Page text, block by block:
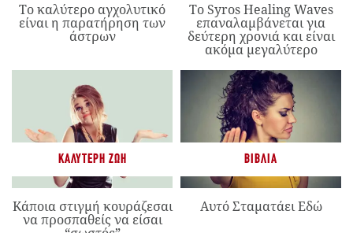
Το καλύτερο αγχολυτικό
είναι η παρατήρηση των
άστρων
Το Syros Healing Waves
επαναλαμβάνεται για
δεύτερη χρονιά και είναι
ακόμα μεγαλύτερο
ΚΑΛΎΤΕΡΗ ΖΩΉ
Κάποια στιγμή κουράζεσαι
να προσπαθείς να είσαι
ΒΙΒΛΊΑ
Αυτό Σταματάει Εδώ